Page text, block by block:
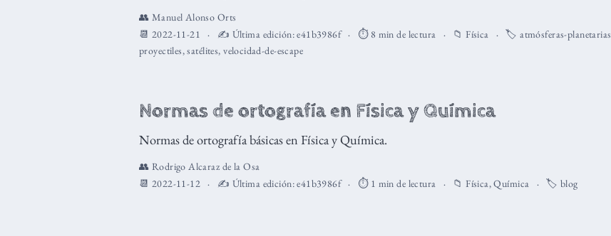
👥 Manuel Alonso Orts
📆 2022-11-21
✍️ Última edición:e41b3986f ⏱️ 8 min de lectura 📁Física 🏷️atmósferas-planetarias
proyectiles,satélites,velocidad-de-escape
Normas de ortografía en Física y Química
Normas de ortografía básicas en Física y Química.
👥 Rodrigo Alcaraz de la Osa
📆 2022-11-12
✍️ Última edición:e41b3986f ⏱️ 1 min de lectura 📁Física,Química 🏷️blog